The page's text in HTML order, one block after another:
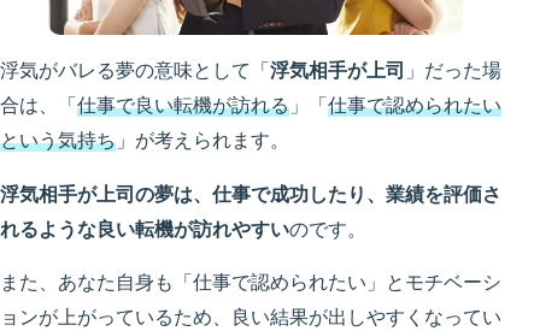
浮気がバレる夢の意味として「 浮気相手が上司 」だった場
合は、「 仕事で良い転機が訪れる 」「 仕事で認められたい
という気持ち 」が考えられます。
浮気相手が上司の夢は、仕事で成功したり、業績を評価さ
れるような良い転機が訪れやすいのです。
また、あなた自身も「仕事で認められたい」とモチベーシ
ョンが上がっているため、良い結果が出しやすくなってい